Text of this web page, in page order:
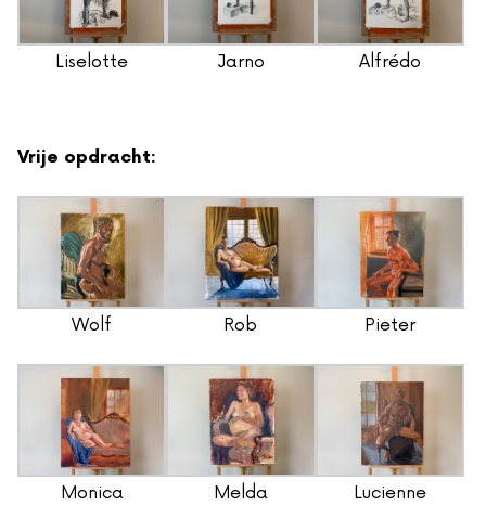
Liselotte Jarno Alfrédo
Vrije opdracht:
Wolf Rob Pieter
Monica Melda Lucienne